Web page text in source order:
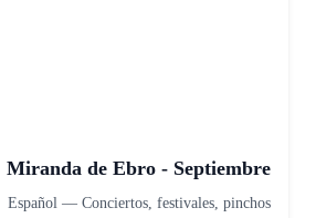
Miranda de Ebro - Septiembre
Español — Conciertos, festivales, pinchos